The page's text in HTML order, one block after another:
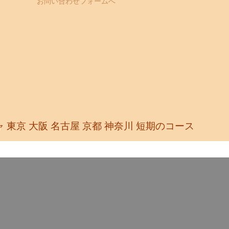
東京 大阪 名古屋 京都 神奈川 短期のコース